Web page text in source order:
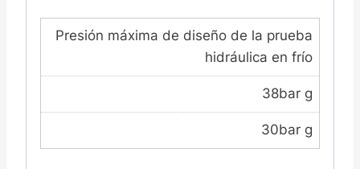
Presión máxima de diseño de la prueba
hidráulica en frío
38bar g
30bar g